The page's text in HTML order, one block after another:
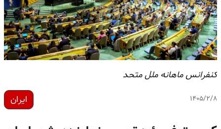
کنفرانس ماهانه ملل متحد
۱۴۰۵/۲/۸ ایران